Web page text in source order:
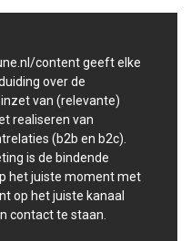
content geeft elke
over de
van (relevante)
realiseren van
(b2b en b2c).
is de bindende
het juiste moment met
op het juiste kanaal
contact te staan.